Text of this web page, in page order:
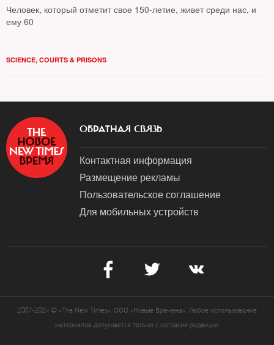
Человек, который отметит свое 150-летие, живет среди нас, и
ему 60
SCIENCE, COURTS & PRISONS
ОБРАТНАЯ СВЯЗЬ
Контактная информация
Размещение рекламы
Пользовательское соглашение
Для мобильных устройств
2007-2024 © «The New Times». ООО «Новые Времена». Любое использование
материалов допускается только с согласия редакции.